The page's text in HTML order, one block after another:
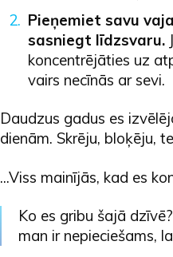
Pieņemiet savu
sasniegt līdzsvaru.
koncentrējāties uz
vairs necīnās ar sevi.
Daudzus gadus es
dienām. Skrēju, bloķēju,
...Viss mainījās, kad es
Ko es gribu šajā
man ir nepieciešams,